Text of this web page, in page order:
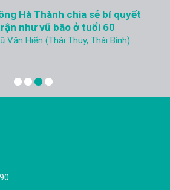
vì không biết chồng yếu, lại cứ
tình
(Cẩm Phả - Quảng Ninh)